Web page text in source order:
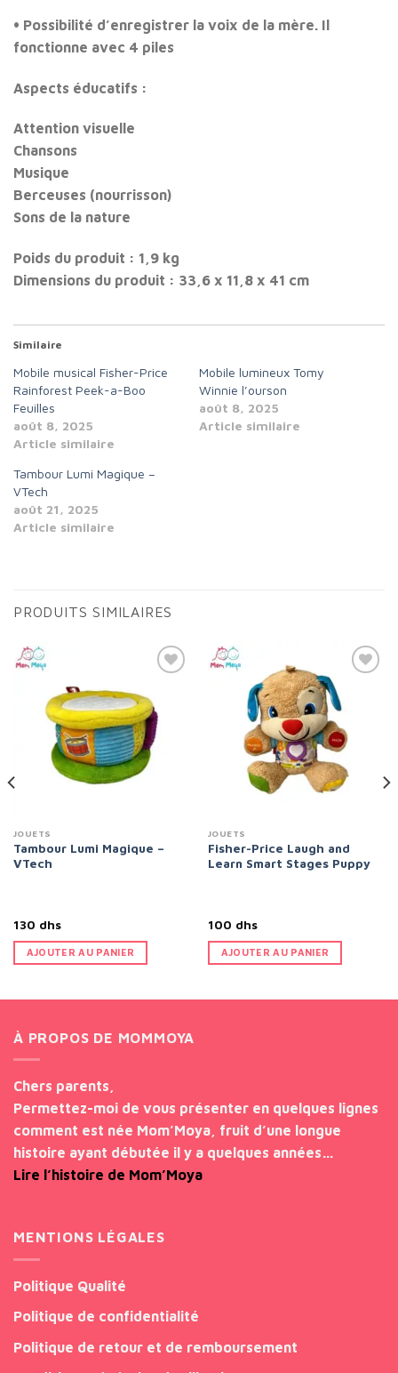
• Possibilité d’enregistrer la voix de la mère. Il
fonctionne avec 4 piles
Aspects éducatifs :
Attention visuelle
Chansons
Musique
Berceuses (nourrisson)
Sons de la nature
Poids du produit : 1,9 kg
Dimensions du produit : 33,6 x 11,8 x 41 cm
Similaire
Mobile musical Fisher-Price
Rainforest Peek-a-Boo
Feuilles
août 8, 2025
Article similaire
Mobile lumineux Tomy
Winnie l’ourson
août 8, 2025
Article similaire
Tambour Lumi Magique –
VTech
août 21, 2025
Article similaire
PRODUITS SIMILAIRES
Add to
wishlist
JOUETS
Tambour Lumi Magique –
VTech
130 dhs
AJOUTER AU PANIER
wishlist
JOUETS
Fisher-Price Laugh and
Learn Smart Stages Puppy
100 dhs
AJOUTER AU PANIER
À PROPOS DE MOMMOYA
Chers parents,
Permettez-moi de vous présenter en quelques lignes
comment est née Mom’Moya, fruit d’une longue
histoire ayant débutée il y a quelques années…
Lire l’histoire de Mom’Moya
MENTIONS LÉGALES
Politique Qualité
Politique de confidentialité
Politique de retour et de remboursement